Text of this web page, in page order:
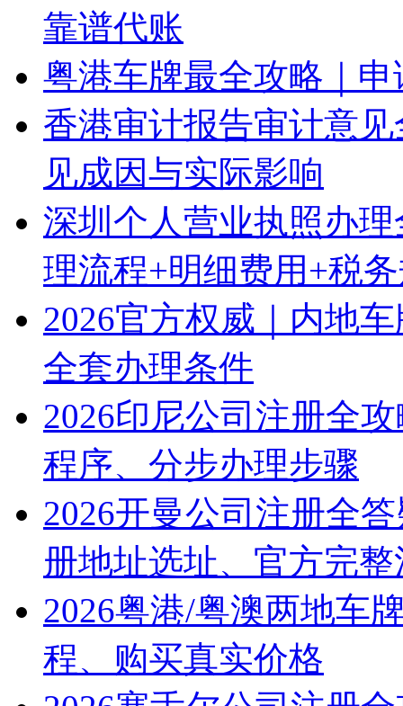
靠谱代账
粤港车牌最全攻略｜
香港审计报告审计意
见成因与实际影响
深圳个人营业执照办
理流程+明细费用+税
2026官方权威｜内地
全套办理条件
2026印尼公司注册全
程序、分步办理步骤
2026开曼公司注册全
册地址选址、官方完
2026粤港/粤澳两地车
程、购买真实价格